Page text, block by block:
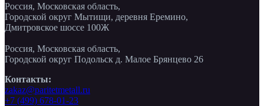
Россия, Московская область,
Городской округ Мытищи, деревня Еремино,
Дмитровское шоссе 100Ж
Россия, Московская область,
Городской округ Подольск д. Малое Брянцево 26
Контакты:
zakaz@paritetmetall.ru
+7 (499) 678-01-23